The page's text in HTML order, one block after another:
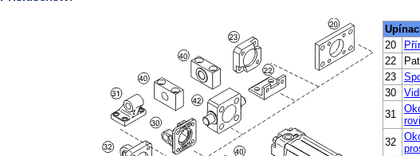
20
22
23
30
31
32